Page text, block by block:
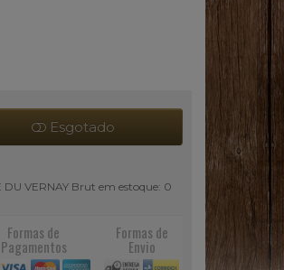
Esgotado
DU VERNAY Brut em estoque: 0
Formas de
Pagamentos
Formas de
Envio